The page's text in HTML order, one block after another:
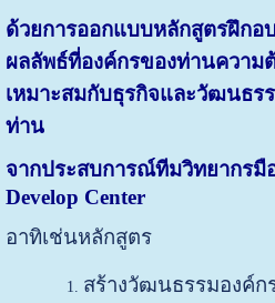
ด้วยการออกแบบหลักสูตรฝึกอ
ผลลัพธ์ที่องค์กรของท่านความ
เหมาะสมกับธุรกิจและวัฒนธร
ท่าน
จากประสบการณ์ทีมวิทยากรมื
Develop Center
อาทิเช่นหลักสูตร
สร้างวัฒนธรรมองค์ก